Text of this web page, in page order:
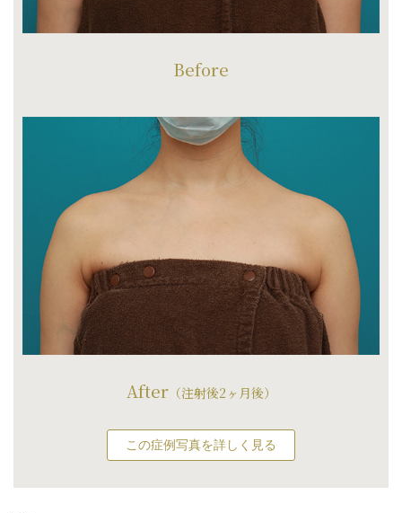
Before
After（注射後2ヶ月後）
この症例写真を詳しく見る